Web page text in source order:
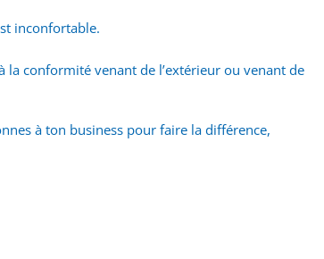
inconfortable.
la conformité venant de l’extérieur ou venant de
à ton business pour faire la différence,